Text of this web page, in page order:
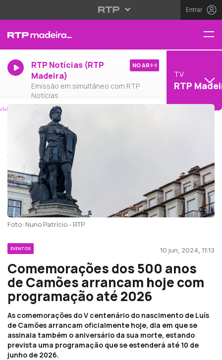
Entrar
RTP Notícias (RTP
Madeira)
Emissão em simultâneo com RTP
Notícias
NO AR
TV
RTP
Foto: Nuno Patrício - RTP
EVENTOS 10 jun, 2024, 11:13
Comemorações dos 500 anos
de Camões arrancam hoje com
programação até 2026
As comemorações do V centenário do nascimento de Luís
de Camões arrancam oficialmente hoje, dia em que se
assinala também o aniversário da sua morte, estando
prevista uma programação que se estenderá até 10 de
junho de 2026.